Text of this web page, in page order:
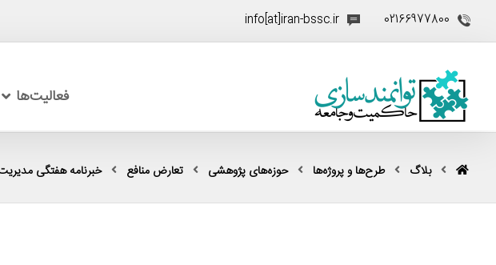
02166977800
info[at]iran-bssc.ir
فعالیت‌ها
بلاگ طرح‌ها و پروژه‌ها حوزه‌های پژوهشی تعارض منافع خبرنامه هفتگی